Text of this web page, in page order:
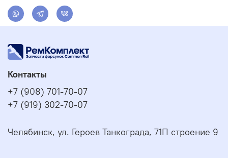
Контакты
+7 (908) 701-70-07
+7 (919) 302-70-07
Челябинск, ул. Героев Танкограда, 71П строение 9